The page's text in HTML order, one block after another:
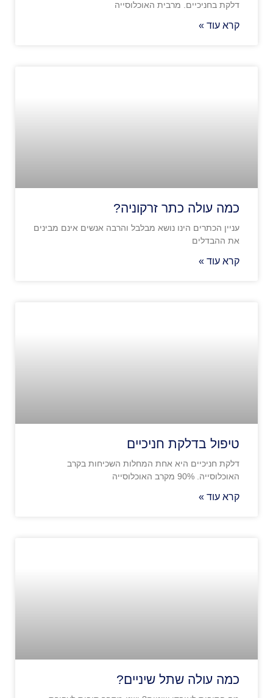
דלקת בחניכיים. מרבית האוכלוסייה
קרא עוד »
כמה עולה כתר זרקוניה?
עניין הכתרים הינו נושא מבלבל והרבה אנשים אינם מבינים
את ההבדלים
קרא עוד »
טיפול בדלקת חניכיים
דלקת חניכיים היא אחת המחלות השכיחות בקרב
האוכלוסייה. 90% מקרב האוכלוסייה
קרא עוד »
כמה עולה שתל שיניים?